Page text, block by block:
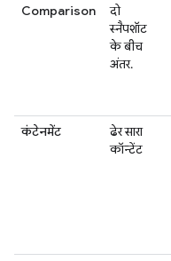
Comparison
दो
स्नैपशॉट
के बीच
अंतर.
कंटेनमेंट
ढेर सारा
कॉन्टेंट